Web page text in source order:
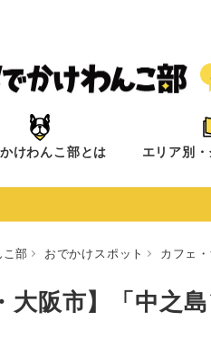
けわんこ部とは エリア別
部 おでかけスポット カフェ
大阪市】「中之